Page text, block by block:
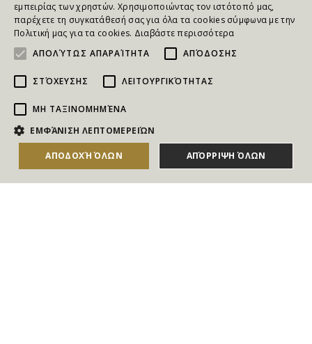
ΑΓΟΡΑΣΕ ΤΟ
NEWSLETTER
Για να ενημερώνεστε άμεσα για τους Διαγωνισμούς, τα
Δώρα, τις Νέες Προσφορές & τις Νέες Δωροεπιταγές
εμπειρίας των χρηστών. Χρησιμοποιώντας τον ιστότοπό μας,
παρέχετε τη συγκατάθεσή σας για όλα τα cookies σύμφωνα με την
Πολιτική μας για τα cookies. Διαβάστε περισσότερα
ΑΠΟΛΎΤΩΣ ΑΠΑΡΑΊΤΗΤΑ
ΑΠΌΔΟΣΗΣ
ΣΤΌΧΕΥΣΗΣ ΛΕΙΤΟΥΡΓΙΚΌΤΗΤΑΣ
ΜΗ ΤΑΞΙΝΟΜΗΜΈΝΑ
ΕΜΦΆΝΙΣΗ ΛΕΠΤΟΜΕΡΕΙΏΝ
ΑΠΟΔΟΧΉ ΌΛΩΝ ΑΠΌΡΡΙΨΗ ΌΛΩΝ